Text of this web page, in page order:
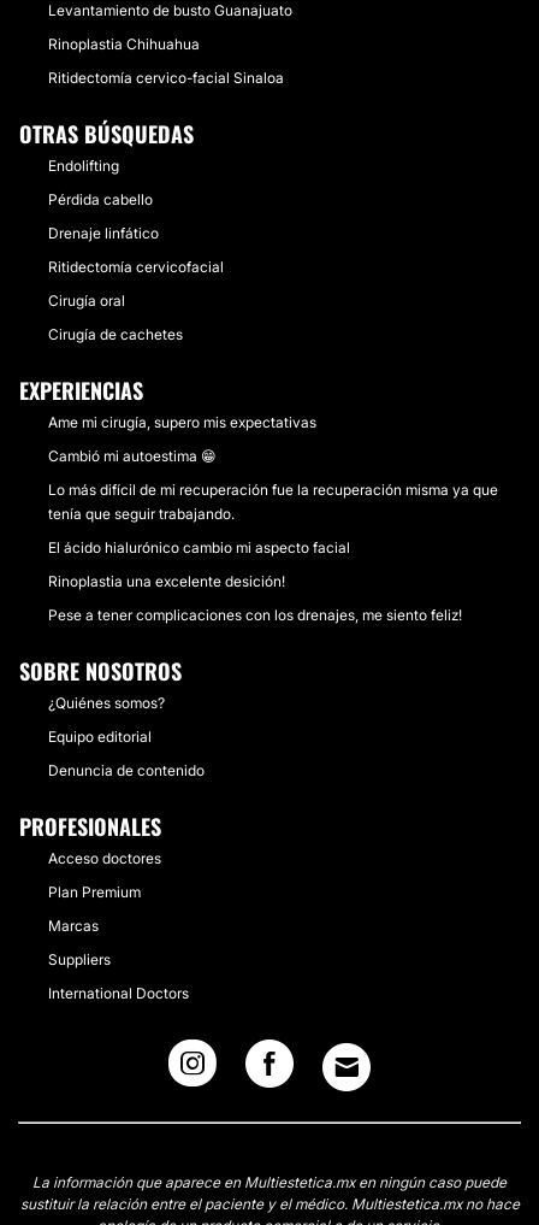
Levantamiento de busto Guanajuato
Rinoplastia Chihuahua
Ritidectomía cervico-facial Sinaloa
OTRAS BÚSQUEDAS
Endolifting
Pérdida cabello
Drenaje linfático
Ritidectomía cervicofacial
Cirugía oral
Cirugía de cachetes
EXPERIENCIAS
Ame mi cirugía, supero mis expectativas
Cambió mi autoestima 😁
Lo más difícil de mi recuperación fue la recuperación misma ya que
tenía que seguir trabajando.
El ácido hialurónico cambio mi aspecto facial
Rinoplastia una excelente desición!
Pese a tener complicaciones con los drenajes, me siento feliz!
SOBRE NOSOTROS
¿Quiénes somos?
Equipo editorial
Denuncia de contenido
PROFESIONALES
Acceso doctores
Plan Premium
Marcas
Suppliers
International Doctors
La información que aparece en Multiestetica.mx en ningún caso puede
sustituir la relación entre el paciente y el médico. Multiestetica.mx no hace